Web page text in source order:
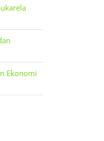
Ekonomi